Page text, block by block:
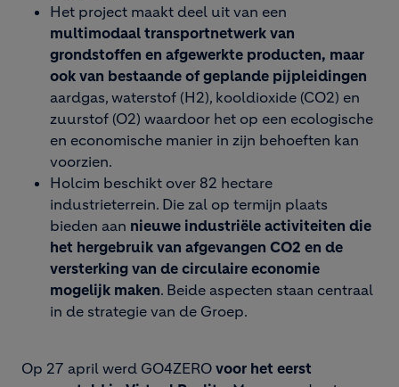
Het project maakt deel uit van een
multimodaal transportnetwerk van
grondstoffen en afgewerkte producten, maar
ook van bestaande of geplande pijpleidingen
aardgas, waterstof (H2), kooldioxide (CO2) en
zuurstof (O2) waardoor het op een ecologische
en economische manier in zijn behoeften kan
voorzien.
Holcim beschikt over 82 hectare
industrieterrein. Die zal op termijn plaats
bieden aan nieuwe industriële activiteiten die
het hergebruik van afgevangen CO2 en de
versterking van de circulaire economie
mogelijk maken. Beide aspecten staan centraal
in de strategie van de Groep.
Op 27 april werd GO4ZERO voor het eerst